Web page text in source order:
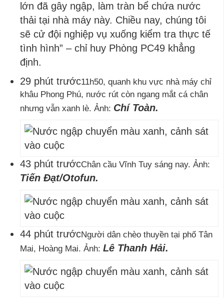
lớn đã gây ngập, làm tràn bể chứa nước
thải tại nhà máy này. Chiều nay, chúng tôi
sẽ cử đội nghiệp vụ xuống kiểm tra thực tế
tình hình” – chỉ huy Phòng PC49 khẳng
định.
29 phút trước11h50, quanh khu vực nhà máy chỉ
khâu Phong Phú, nước rút còn ngang mắt cá chân
nhưng vẫn xanh lè. Ảnh: Chí Toàn.
43 phút trướcChân cầu Vĩnh Tuy sáng nay. Ảnh:
Tiến Đạt/Otofun.
44 phút trướcNgười dân chèo thuyền tại phố Tân
Mai, Hoàng Mai. Ảnh: Lê Thanh Hải.